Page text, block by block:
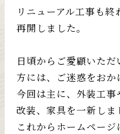
リニューアル工事も
再開しました。
日頃からご愛顧いた
方には、ご迷惑をおか
今回は主に、外装工
改装、家具を一新しま
これからホームペー